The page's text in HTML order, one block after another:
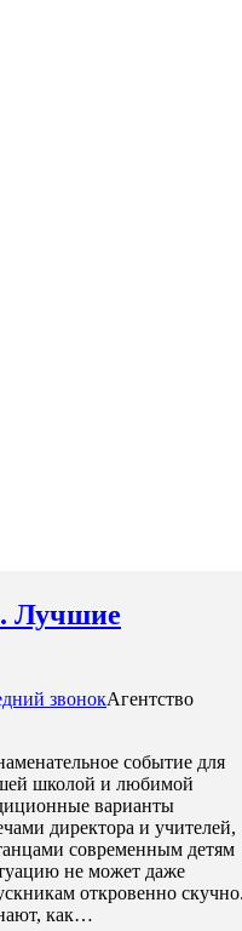
Лучшие
звонокАгентство
событие для
школой и любимой
варианты
директора и учителей,
современным детям
не может даже
откровенно
как…